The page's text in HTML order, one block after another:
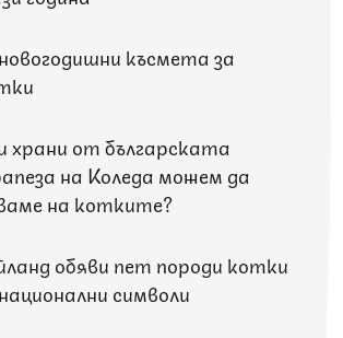
късмета за
храни от българската
на Коледа можем да
на котките?
обяви пет породи котки
символи